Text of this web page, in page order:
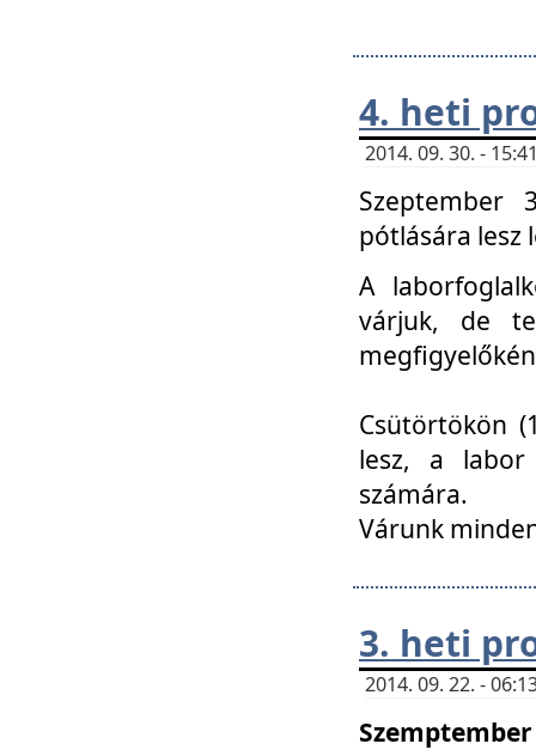
4. heti
2014. 09. 30. -
Szeptember
pótlására lesz
A
várjuk, de
Csütörtökön
lesz, a labor
számára.
Várunk
3. heti
2014. 09. 22. -